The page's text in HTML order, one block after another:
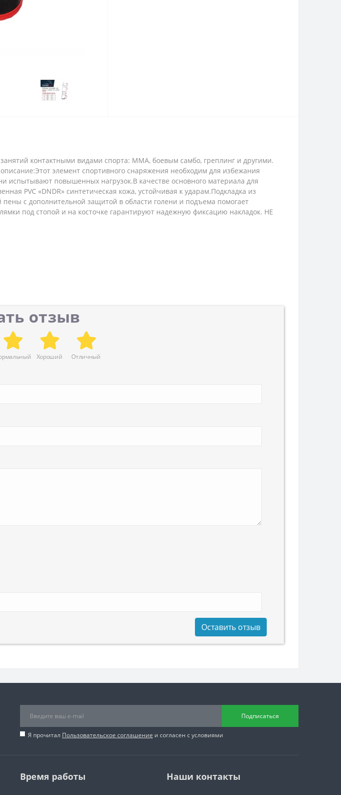
контактными видами спорта: ММА, боевым самбо, греплинг и другими.
элемент спортивного снаряжения необходим для избежания
испытывают повышенных нагрузок.В качестве основного материала для
PVC «DNDR» синтетическая кожа, устойчивая к ударам.Подкладка из
с дополнительной защитой в области голени и подъема помогает
под стопой и на косточке гарантируют надежную фиксацию накладок. НЕ
отзыв
Хороший Отличный
Оставить отзыв
Подписаться
Я прочитал Пользовательское соглашение и согласен с условиями
Время работы Наши контакты